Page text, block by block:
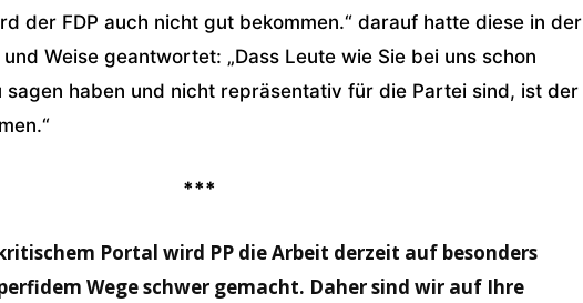
der FDP auch nicht gut bekommen.“ darauf hatte diese in der
Weise geantwortet: „Dass Leute wie Sie bei uns schon
sagen haben und nicht repräsentativ für die Partei sind, ist der
***
Portal wird PP die Arbeit derzeit auf besonders
Wege schwer gemacht. Daher sind wir auf Ihre